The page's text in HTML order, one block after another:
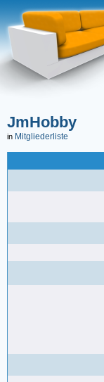
JmHobby
in Mitgliederliste